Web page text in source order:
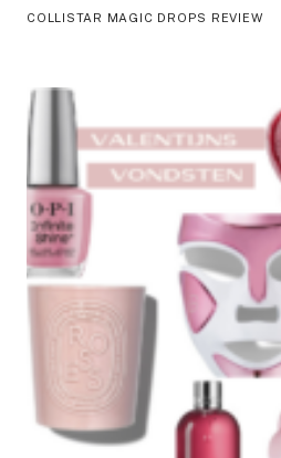
COLLISTAR MAGIC DROPS REVIEW